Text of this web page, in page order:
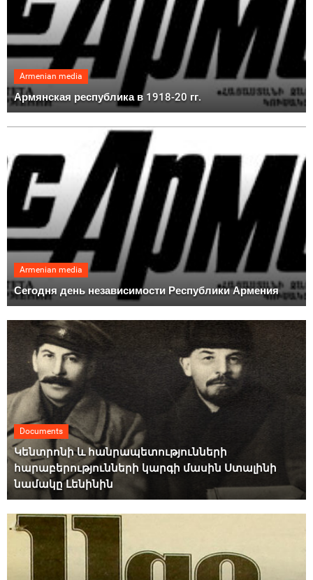
Armenian media
Армянская республика в 1918-20 гг.
Armenian media
Сегодня день независимости Республики Армения
Documents
Կենտրոնի և հանրապետությունների
հարաբերությունների կարգի մասին Ստալինի
նամակը Լենինին